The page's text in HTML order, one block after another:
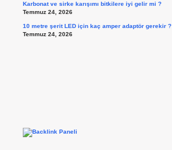
Karbonat ve sirke karışımı bitkilere iyi gelir mi ?
Temmuz 24, 2026
10 metre şerit LED için kaç amper adaptör gerekir ?
Temmuz 24, 2026